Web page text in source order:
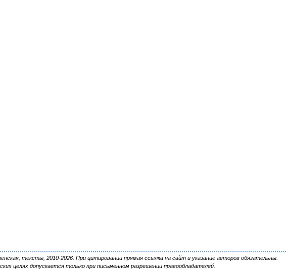
тексты, 2010-2026. При цитировании прямая ссылка на сайт и указание авторов обязательны.
целях допускается только при письменном разрешении правообладателей.